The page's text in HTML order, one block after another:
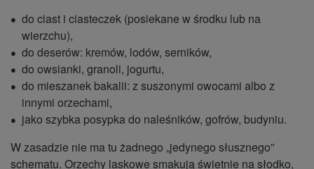
do ciast i ciasteczek (posiekane w środku lub na
wierzchu),
do deserów: kremów, lodów, serników,
do owsianki, granoli, jogurtu,
do mieszanek bakalii: z suszonymi owocami albo z
innymi orzechami,
jako szybka posypka do naleśników, gofrów, budyniu.
W zasadzie nie ma tu żadnego „jedynego słusznego”
schematu. Orzechy laskowe smakują świetnie na słodko,